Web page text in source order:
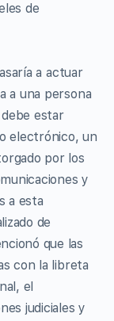
de
a actuar
a una persona
estar
electrónico, un
por los
y
a esta
de
que las
con la libreta
el
judiciales y